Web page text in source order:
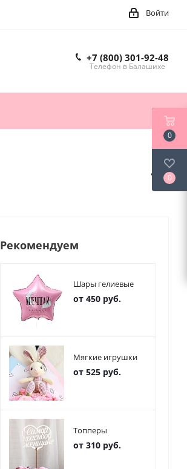
Войти
+7 (800) 301-92-48
Телефон в Балашихе
Рекомендуем
Шары гелиевые
от 450 руб.
Мягкие игрушки
от 525 руб.
Топперы
от 310 руб.
0
0